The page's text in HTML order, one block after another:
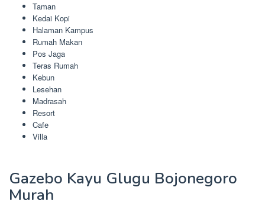
Taman
Kedai Kopi
Halaman Kampus
Rumah Makan
Pos Jaga
Teras Rumah
Kebun
Lesehan
Madrasah
Resort
Cafe
Villa
Gazebo Kayu Glugu Bojonegoro
Murah